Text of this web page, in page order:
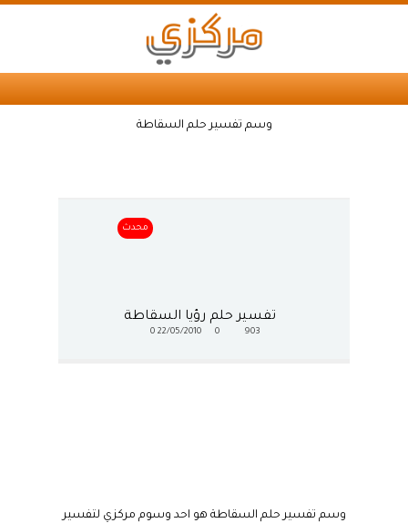
وسم تفسير حلم السقاطة
محدث
تفسير حلم رؤيا السقاطة
903
0
22/05/2010
0
وسم تفسير حلم السقاطة هو احد وسوم مركزي لتفسير